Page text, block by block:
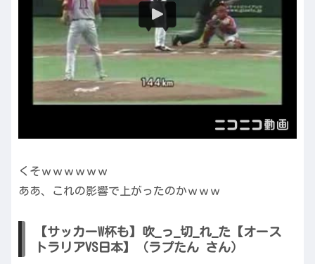
くそｗｗｗｗｗｗ
ああ、これの影響で上がったのかｗｗｗ
【サッカーW杯も】吹_っ_切_れ_た【オース
トラリアVS日本】（ラプたん さん）